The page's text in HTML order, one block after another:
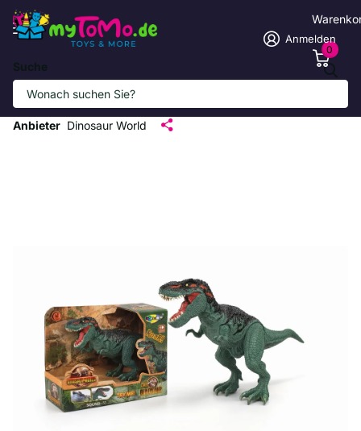
Suche
Anmelden
0
Tyrannosaurus Rex Dinosaurier-Figur
mit Sound (ca. 24 cm)
Anbieter Dinosaur World